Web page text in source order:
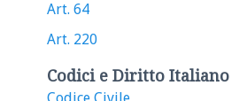
Art. 64
Art. 220
Codici e Diritto Italiano